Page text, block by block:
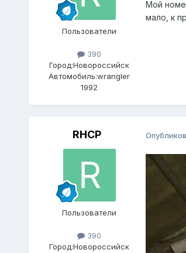
Пользователи
390
Город:Новороссийск
Автомобиль:wrangler
1992
Мой
мало, к
RHCP
Пользователи
390
Город:Новороссийск